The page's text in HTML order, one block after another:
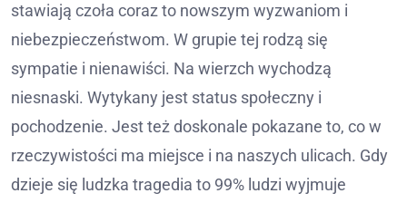
stawiają czoła coraz to nowszym wyzwaniom i
niebezpieczeństwom. W grupie tej rodzą się
sympatie i nienawiści. Na wierzch wychodzą
niesnaski. Wytykany jest status społeczny i
pochodzenie. Jest też doskonale pokazane to, co w
rzeczywistości ma miejsce i na naszych ulicach. Gdy
dzieje się ludzka tragedia to 99% ludzi wyjmuje